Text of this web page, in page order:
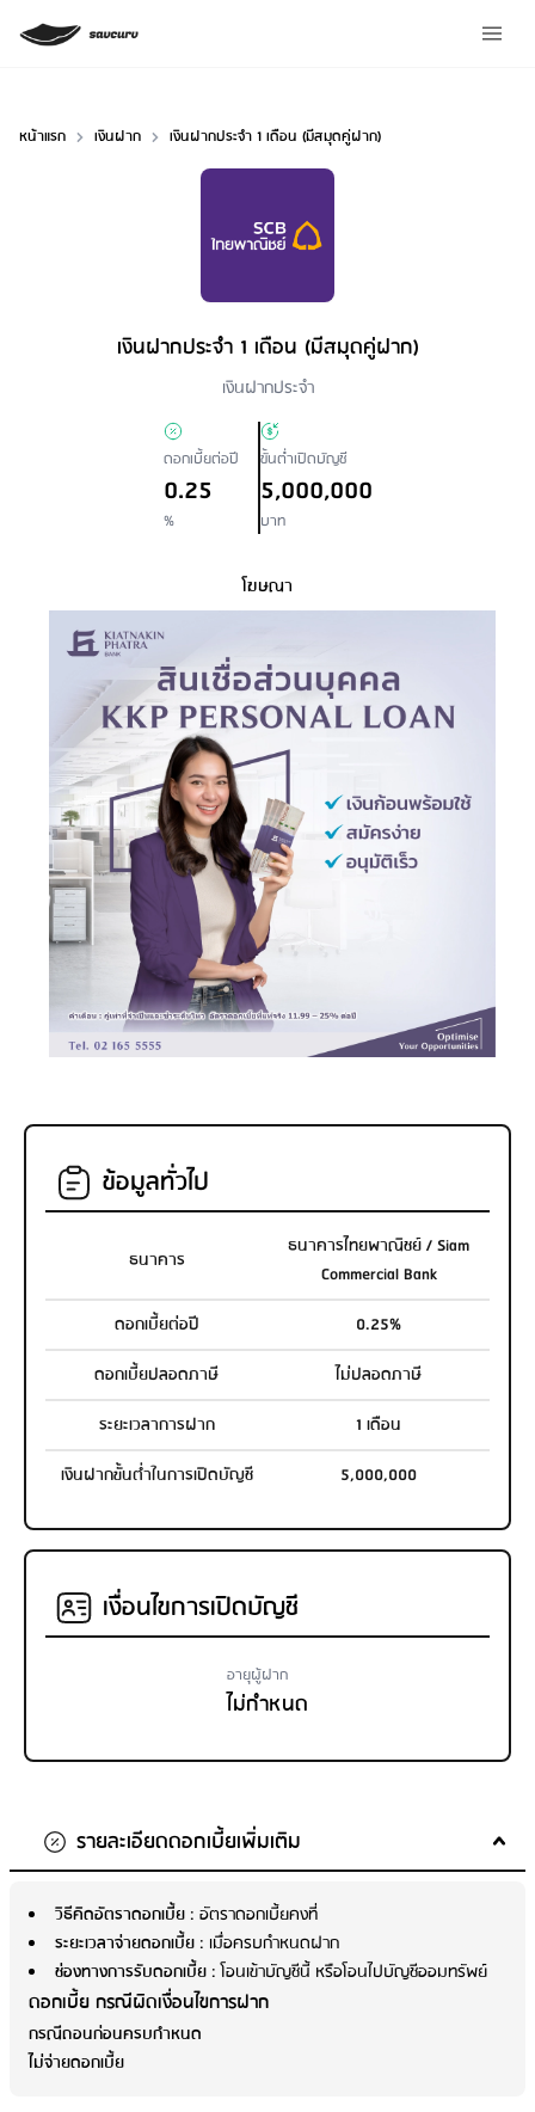
หน้าแรก เงินฝาก เงินฝากประจำ 1 เดือน (มีสมุดคู่ฝาก)
เงินฝากประจำ 1 เดือน (มีสมุดคู่ฝาก)
เงินฝากประจำ
ดอกเบี้ยต่อปี
0.25
%
ขั้นต่ำเปิดบัญชี
5,000,000
บาท
โฆษณา
ข้อมูลทั่วไป
ธนาคาร
ธนาคารไทยพาณิชย์ / Siam
Commercial Bank
ดอกเบี้ยต่อปี
0.25%
ดอกเบี้ยปลอดภาษี
ไม่ปลอดภาษี
ระยะเวลาการฝาก
1 เดือน
เงินฝากขั้นต่ำในการเปิดบัญชี
5,000,000
เงื่อนไขการเปิดบัญชี
อายุผู้ฝาก
ไม่กำหนด
รายละเอียดดอกเบี้ยเพิ่มเติม
วิธีคิดอัตราดอกเบี้ย : อัตราดอกเบี้ยคงที่
ระยะเวลาจ่ายดอกเบี้ย : เมื่อครบกำหนดฝาก
ช่องทางการรับดอกเบี้ย : โอนเข้าบัญชีนี้ หรือโอนไปบัญชีออมทรัพย์
ดอกเบี้ย กรณีผิดเงื่อนไขการฝาก
กรณีถอนก่อนครบกำหนด
ไม่จ่ายดอกเบี้ย